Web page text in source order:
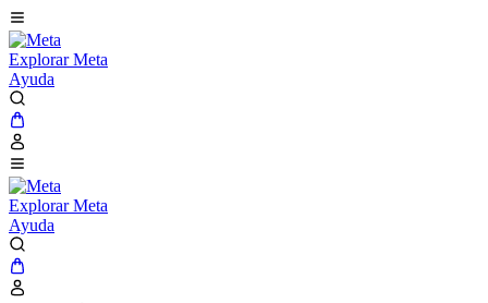
Explorar Meta
Ayuda
Explorar Meta
Ayuda